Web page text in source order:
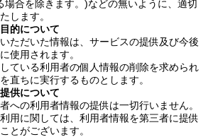
場合を除きます。)などの無いように、適切
します。
的について
ただいた情報は、サービスの提供及び今後
使用されます。
ている利用者の個人情報の削除を求められ
直ちに実行するものとします。
供について
への利用者情報の提供は一切行いません。
用に関しては、利用者情報を第三者に提供
とがございます。